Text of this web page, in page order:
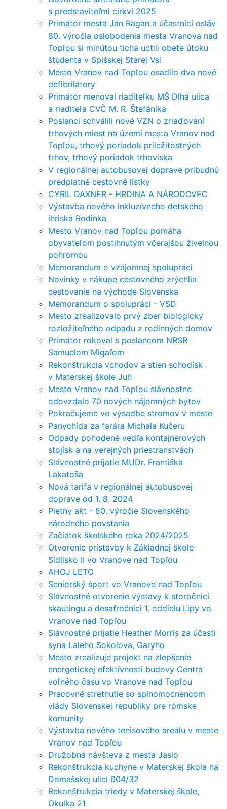
s predstaviteľmi cirkví 2025
Primátor mesta Ján Ragan a účastníci osláv
80. výročia oslobodenia mesta Vranova nad
Topľou si minútou ticha uctili obete útoku
študenta v Spišskej Starej Vsi
Mesto Vranov nad Topľou osadilo dva nové
defibrilátory
Primátor menoval riaditeľku MŠ Dlhá ulica
a riaditeľa CVČ M. R. Štefánika
Poslanci schválili nové VZN o zriaďovaní
trhových miest na území mesta Vranov nad
Topľou, trhový poriadok príležitostných
trhov, trhový poriadok trhoviska
V regionálnej autobusovej doprave pribudnú
predplatné cestovné lístky
CYRIL DAXNER - HRDINA A NÁRODOVEC
Výstavba nového inkluzívneho detského
ihriska Rodinka
Mesto Vranov nad Topľou pomáha
obyvateľom postihnutým včerajšou živelnou
pohromou
Memorandum o vzájomnej spolupráci
Novinky v nákupe cestovného zrýchlia
cestovanie na východe Slovenska
Memorandum o spolupráci - VSD
Mesto zrealizovalo prvý zber biologicky
rozložiteľného odpadu z rodinných domov
Primátor rokoval s poslancom NRSR
Samuelom Migaľom
Rekonštrukcia vchodov a stien schodísk
v Materskej škole Juh
Mesto Vranov nad Topľou slávnostne
odovzdalo 70 nových nájomných bytov
Pokračujeme vo výsadbe stromov v meste
Panychída za farára Michala Kučeru
Odpady pohodené vedľa kontajnerových
stojísk a na verejných priestranstvách
Slávnostné prijatie MUDr. Františka
Lakatoša
Nová tarifa v regionálnej autobusovej
doprave od 1. 8. 2024
Pietny akt - 80. výročie Slovenského
národného povstania
Začiatok školského roka 2024/2025
Otvorenie prístavby k Základnej škole
Sídlisko II vo Vranove nad Topľou
AHOJ LETO
Seniorský šport vo Vranove nad Topľou
Slávnostné otvorenie výstavy k storočnici
skautingu a desaťročnici 1. oddielu Lipy vo
Vranove nad Topľou
Slávnostné prijatie Heather Morris za účasti
syna Laleho Sokolova, Garyho
Mesto zrealizuje projekt na zlepšenie
energetickej efektívnosti budovy Centra
voľného času vo Vranove nad Topľou
Pracovné stretnutie so splnomocnencom
vlády Slovenskej republiky pre rómske
komunity
Výstavba nového tenisového areálu v meste
Vranov nad Topľou
Družobná návšteva z mesta Jaslo
Rekonštrukcia kuchyne v Materskej škola na
Domašskej ulici 604/32
Rekonštrukcia triedy v Materskej škole,
Okulka 21